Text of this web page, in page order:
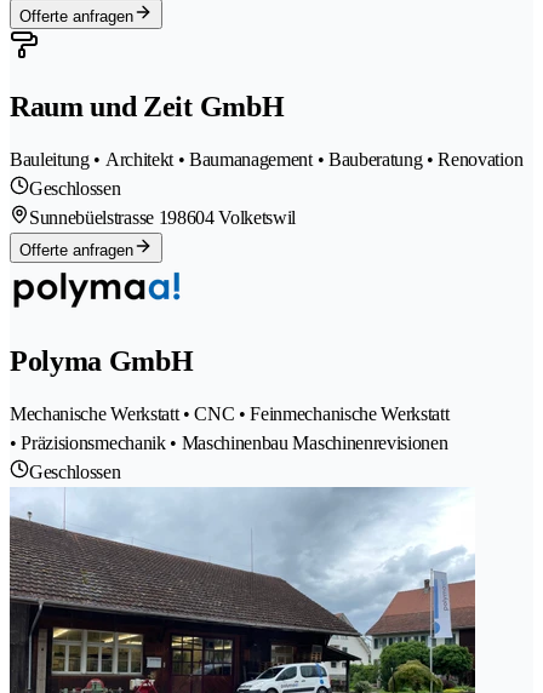
Offerte anfragen
Raum und Zeit GmbH
Bauleitung • Architekt • Baumanagement • Bauberatung • Renovation
Geschlossen
Sunnebüelstrasse 198604 Volketswil
Offerte anfragen
Polyma GmbH
Mechanische Werkstatt • CNC • Feinmechanische Werkstatt
• Präzisionsmechanik • Maschinenbau Maschinenrevisionen
Geschlossen